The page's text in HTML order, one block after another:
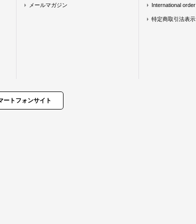
メールマガジン International order
特定商取引法表示
ートフォンサイト